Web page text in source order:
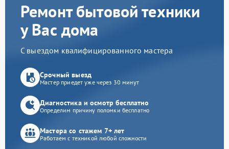
Ремонт бытовой техники
у Вас дома
С выездом квалифицированного мастера
Срочный выезд
Мастер приедет уже через 30 минут
Диагностика и осмотр бесплатно
Определим причину поломки бесплатно
Мастера со стажем 7+ лет
Работаем с техникой любой сложности